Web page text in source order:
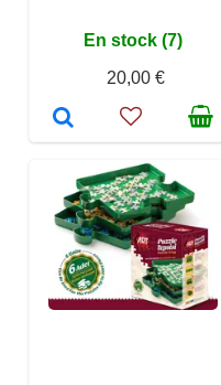
En stock (7)
20,00 €